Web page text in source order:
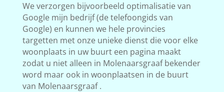
We verzorgen bijvoorbeeld optimalisatie van
Google mijn bedrijf (de telefoongids van
Google) en kunnen we hele provincies
targetten met onze unieke dienst die voor elke
woonplaats in uw buurt een pagina maakt
zodat u niet alleen in Molenaarsgraaf bekender
word maar ook in woonplaatsen in de buurt
van Molenaarsgraaf .